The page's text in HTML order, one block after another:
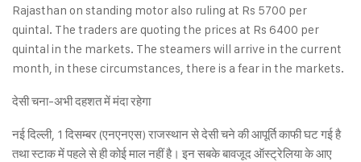
Rajasthan on standing motor also ruling at Rs 5700 per
quintal. The traders are quoting the prices at Rs 6400 per
quintal in the markets. The steamers will arrive in the current
month, in these circumstances, there is a fear in the markets.
देसी चना-अभी दहशत में मंदा रहेगा
नई दिल्ली, 1 दिसम्बर (एनएनएस) राजस्थान से देसी चने की आपूर्ति काफी घट गई है
तथा स्टाक में पहले से ही कोई माल नहीं है। इन सबके बावजूद ऑस्ट्रेलिया के आए